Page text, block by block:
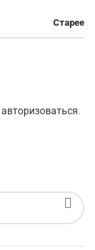
Старее
авторизоваться.